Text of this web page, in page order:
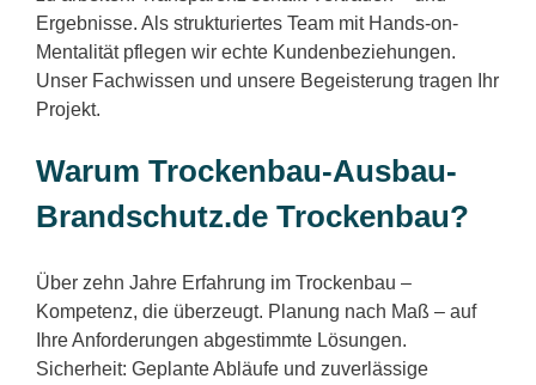
Ergebnisse. Als strukturiertes Team mit Hands-on-
Mentalität pflegen wir echte Kundenbeziehungen.
Unser Fachwissen und unsere Begeisterung tragen Ihr
Projekt.
Warum Trockenbau-Ausbau-
Brandschutz.de Trockenbau?
Über zehn Jahre Erfahrung im Trockenbau –
Kompetenz, die überzeugt. Planung nach Maß – auf
Ihre Anforderungen abgestimmte Lösungen.
Sicherheit: Geplante Abläufe und zuverlässige